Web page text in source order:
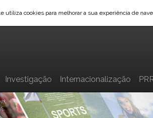
utiliza cookies para melhorar a sua experiência de
Investigação Internacionalização